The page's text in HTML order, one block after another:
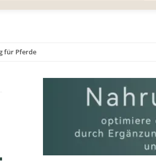
für Pferde